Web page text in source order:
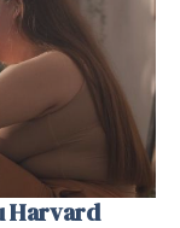
Harvard